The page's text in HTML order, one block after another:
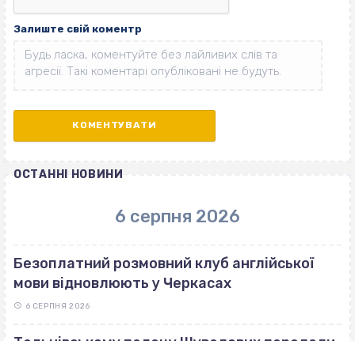
Залиште свій коментр
ОСТАННІ НОВИНИ
6 серпня 2026
Безоплатний розмовний клуб англійської
мови відновлюють у Черкасах
6 СЕРПНЯ 2026